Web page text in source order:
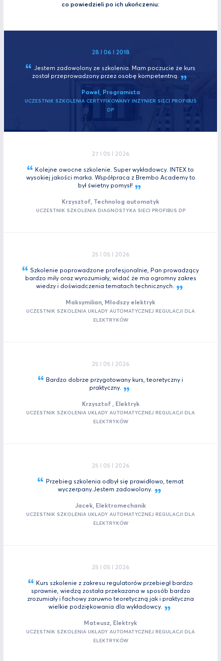
co powiedzieli po ich ukończeniu:
28 I 06 I 2018
Jestem zadowolony ze szkolenia. Mam poczucie że kurs
został przeprowadzony przez osobę kompetentną.
Paweł, Programista
UCZESTNIK SZKOLENIA CERTYFIKOWANY INŻYNIER SIECI PROFIBUS
DP
27 I 05 I 2026
Kolejne owocne szkolenie. Super wykładowcy. INTEX to
wysokiej jakości marka. Współpraca z Brembo Academy to
był świetny pomysł!
Krzysztof, Technolog automatyk
UCZESTNIK SZKOLENIA DIAGNOSTYKA SIECI PROFIBUS DP
25 I 05 I 2026
Szkolenie poprowadzone profesjonalnie, Pan prowadzący
bardzo miły oraz wyrozumiały, widać że ma ogromny zakres
wiedzy i doświadczenia tematachtechnicznych.
Maksymilian, Młodszy elektryk
UCZESTNIK SZKOLENIA UKŁADY AUTOMATYCZNEJ REGULACJI DLA
ELEKTRYKÓW
25 I 05 I 2026
Bardzo dobrze przygotowany kurs, teoretyczny i
praktyczny.
Krzysztof , Elektryk
UCZESTNIK SZKOLENIA UKŁADY AUTOMATYCZNEJ REGULACJI DLA
ELEKTRYKÓW
25 I 05 I 2026
Przebieg szkolenia odbył się prawidłowo, temat
wyczerpany.Jestem zadowolony.
Jacek, Elektromechanik
UCZESTNIK SZKOLENIA UKŁADY AUTOMATYCZNEJ REGULACJI DLA
ELEKTRYKÓW
25 I 05 I 2026
Kurs szkolenie z zakresu regulatorów przebiegł bardzo
sprawnie, wiedzą została przekazana w sposób bardzo
zrozumiały i fachowy zaruwno teoretyczną jak i praktyczna
wielkie podziękowania dla wykładowcy.
Mateusz, Elektryk
UCZESTNIK SZKOLENIA UKŁADY AUTOMATYCZNEJ REGULACJI DLA
ELEKTRYKÓW